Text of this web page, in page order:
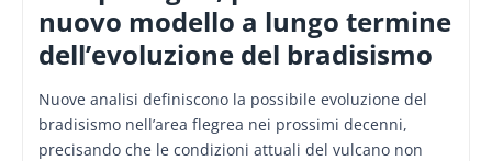
nuovo modello a lungo termine
dell’evoluzione del bradisismo
Nuove analisi definiscono la possibile evoluzione del
bradisismo nell’area flegrea nei prossimi decenni,
precisando che le condizioni attuali del vulcano non